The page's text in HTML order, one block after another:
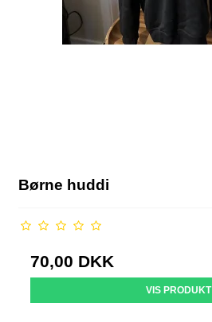
Børne huddi
70,00 DKK
VIS PRODUKT